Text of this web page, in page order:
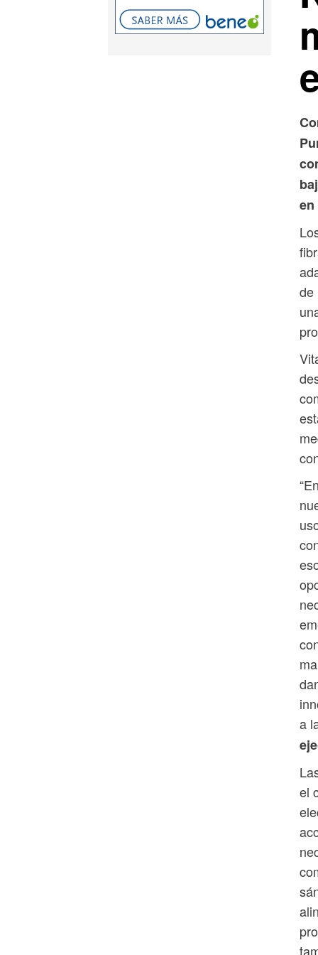
de
a
el